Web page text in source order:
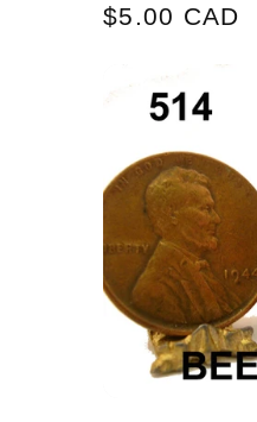
Normaler
$5.00 CAD